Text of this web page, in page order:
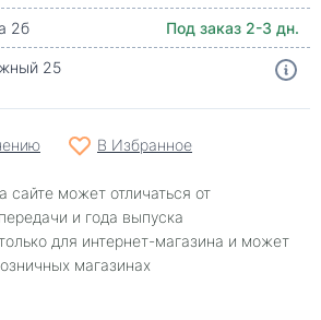
2б
Под заказ 2-3 дн.
25
В Избранное
сайте может отличаться от
и года выпуска
для интернет-магазина и может
магазинах